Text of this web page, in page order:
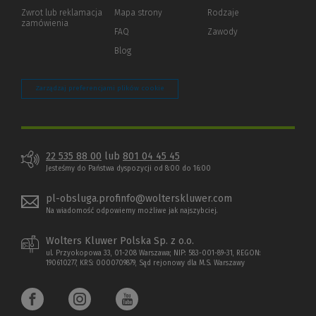
innej
Zwrot lub reklamacja
zamówienia
Mapa strony
FAQ
Blog
Rodzaje
Zawody
Zarządzaj preferencjami plików cookie
22 535 88 00 lub 801 04 45 45
Jesteśmy do Państwa dyspozycji od 8:00 do 16:00
pl-obsluga.profinfo@wolterskluwer.com
Na wiadomość odpowiemy możliwe jak najszybciej.
Wolters Kluwer Polska Sp. z o.o.
ul. Przyokopowa 33, 01-208 Warszawa; NIP: 583-001-89-31, REGON:
190610277, KRS: 0000709879, Sąd rejonowy dla M.S. Warszawy